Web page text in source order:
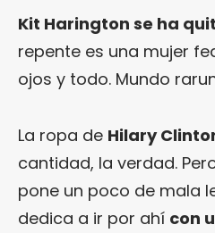
Kit Harington se ha
repente es una mujer
ojos y todo. Mundo
La ropa de Hilary
cantidad, la verdad.
pone un poco de mala
dedica a ir por ahí con